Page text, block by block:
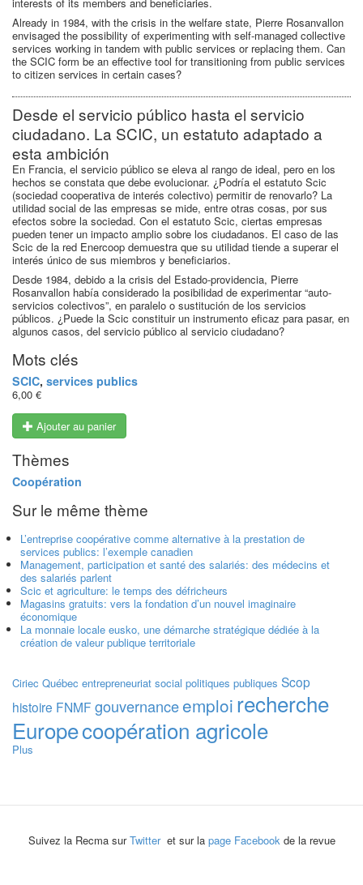
Already in 1984, with the crisis in the welfare state, Pierre Rosanvallon
envisaged the possibility of experimenting with self-managed collective
services working in tandem with public services or replacing them. Can
the SCIC form be an effective tool for transitioning from public services
to citizen services in certain cases?
Desde el servicio público hasta el servicio
ciudadano. La SCIC, un estatuto adaptado a
esta ambición
En Francia, el servicio público se eleva al rango de ideal, pero en los
hechos se constata que debe evolucionar. ¿Podría el estatuto Scic
(sociedad cooperativa de interés colectivo) permitir de renovarlo? La
utilidad social de las empresas se mide, entre otras cosas, por sus
efectos sobre la sociedad. Con el estatuto Scic, ciertas empresas
pueden tener un impacto amplio sobre los ciudadanos. El caso de las
Scic de la red Enercoop demuestra que su utilidad tiende a superar el
interés único de sus miembros y beneficiarios.
Desde 1984, debido a la crisis del Estado-providencia, Pierre
Rosanvallon había considerado la posibilidad de experimentar “auto-
servicios colectivos”, en paralelo o sustitución de los servicios
públicos. ¿Puede la Scic constituir un instrumento eficaz para pasar, en
algunos casos, del servicio público al servicio ciudadano?
Mots clés
SCIC, services publics
6,00 €
Ajouter au panier
Thèmes
Coopération
Sur le même thème
L’entreprise coopérative comme alternative à la prestation de
services publics: l’exemple canadien
Management, participation et santé des salariés: des médecins et
des salariés parlent
Scic et agriculture: le temps des défricheurs
Magasins gratuits: vers la fondation d’un nouvel imaginaire
économique
La monnaie locale eusko, une démarche stratégique dédiée à la
création de valeur publique territoriale
Ciriec Québec entrepreneuriat social politiques publiques Scop
histoire FNMF gouvernanceemploi recherche
Europecoopération agricole
Plus
Suivez la Recma surTwitter et sur la page Facebookde la revue